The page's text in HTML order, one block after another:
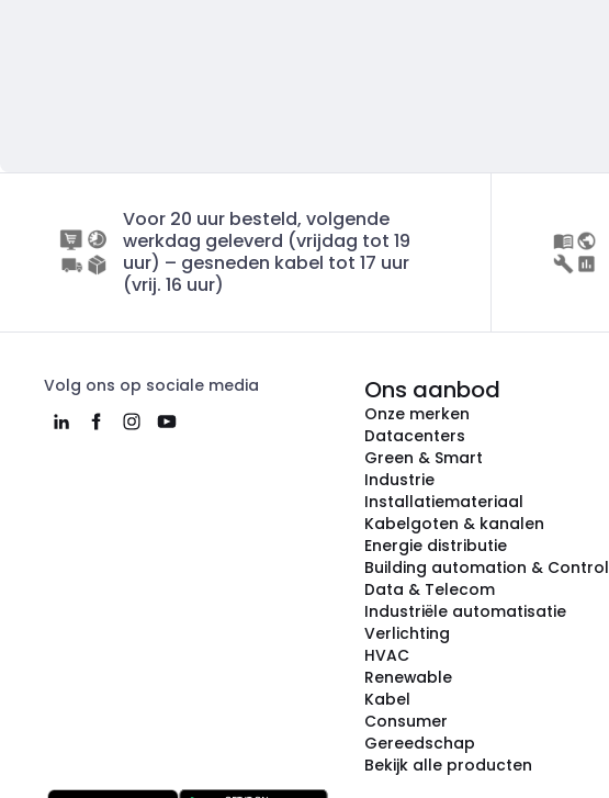
Voor 20 uur besteld, volgende
werkdag geleverd (vrijdag tot 19
uur) – gesneden kabel tot 17 uur
(vrij. 16 uur)
Volg ons op sociale media Ons aanbod
Onze merken
Datacenters
Green & Smart
Industrie
Installatiemateriaal
Kabelgoten & kanalen
Energie distributie
Building automation & Control
Data & Telecom
Industriële automatisatie
Verlichting
HVAC
Renewable
Kabel
Consumer
Gereedschap
Bekijk alle producten